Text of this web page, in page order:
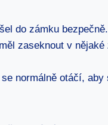
do zámku bezpečně.
zaseknout v
normálně otáčí,